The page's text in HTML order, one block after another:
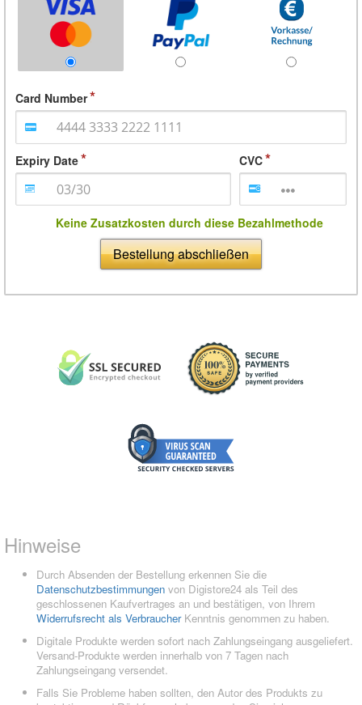
Card Number
Expiry Date CVC
Keine Zusatzkosten durch diese Bezahlmethode
Bestellung abschließen
Hinweise
Durch Absenden der Bestellung erkennen Sie die
Datenschutzbestimmungen von Digistore24 als Teil des
geschlossenen Kaufvertrages an und bestätigen, von Ihrem
Widerrufsrecht als VerbraucherKenntnis genommen zu haben.
Digitale Produkte werden sofort nach Zahlungseingang ausgeliefert.
Versand-Produkte werden innerhalb von 7 Tagen nach
Zahlungseingang versendet.
Falls Sie Probleme haben sollten, den Autor des Produkts zu